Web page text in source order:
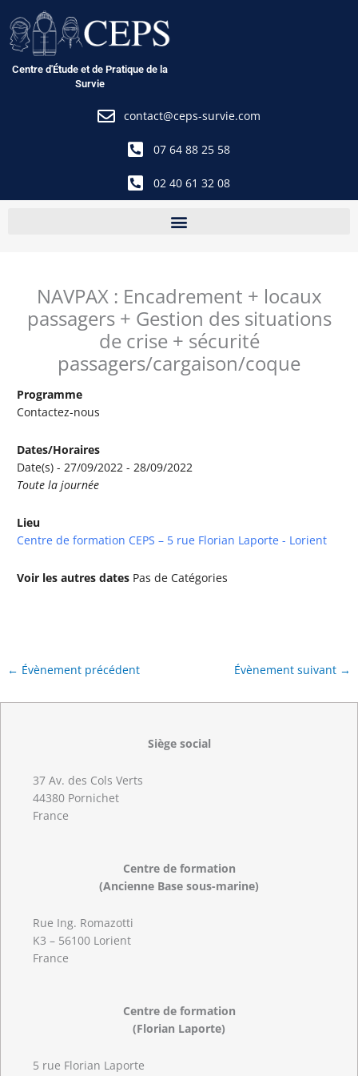
au
contenu
Centre d'Étude et de Pratique de la
Survie
contact@ceps-survie.com
07 64 88 25 58
02 40 61 32 08
NAVPAX : Encadrement + locaux
passagers + Gestion des situations
de crise + sécurité
passagers/cargaison/coque
Programme
Contactez-nous
Dates/Horaires
Date(s) - 27/09/2022 - 28/09/2022
Toute la journée
Lieu
Centre de formation CEPS – 5 rue Florian Laporte - Lorient
Voir les autres dates Pas de Catégories
← Évènement précédent Évènement suivant →
Siège social
37 Av. des Cols Verts
44380 Pornichet
France
Centre de formation
(Ancienne Base sous-marine)
Rue Ing. Romazotti
K3 – 56100 Lorient
France
Centre de formation
(Florian Laporte)
5 rue Florian Laporte